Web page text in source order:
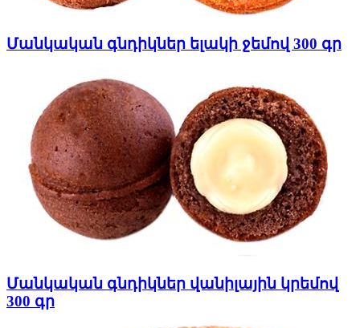
Մանկական գնդիկներ ելակի ջեմով 300 գր
Մանկական գնդիկներ վանիլային կրեմով
300 գր